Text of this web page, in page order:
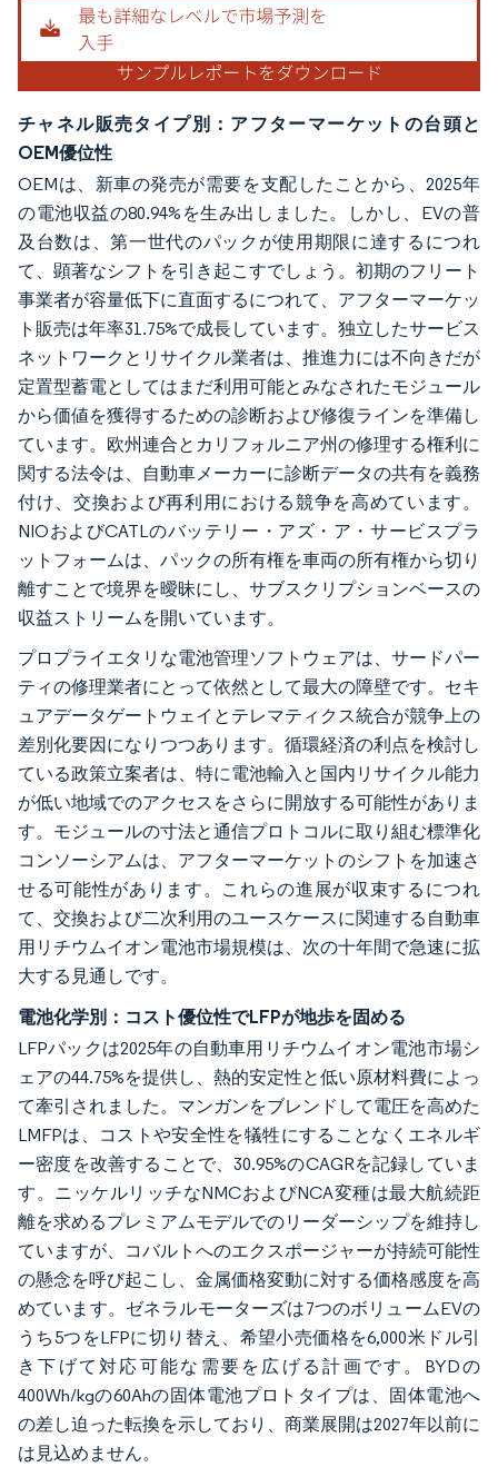
チャネル販売タイプ別：アフターマーケットの台頭と
OEM優位性
OEMは、新車の発売が需要を支配したことから、2025年
の電池収益の80.94%を生み出しました。しかし、EVの普
及台数は、第一世代のパックが使用期限に達するにつれ
て、顕著なシフトを引き起こすでしょう。初期のフリート
事業者が容量低下に直面するにつれて、アフターマーケッ
ト販売は年率31.75%で成長しています。独立したサービス
ネットワークとリサイクル業者は、推進力には不向きだが
定置型蓄電としてはまだ利用可能とみなされたモジュール
から価値を獲得するための診断および修復ラインを準備し
ています。欧州連合とカリフォルニア州の修理する権利に
関する法令は、自動車メーカーに診断データの共有を義務
付け、交換および再利用における競争を高めています。
NIOおよびCATLのバッテリー・アズ・ア・サービスプラ
ットフォームは、パックの所有権を車両の所有権から切り
離すことで境界を曖昧にし、サブスクリプションベースの
収益ストリームを開いています。
プロプライエタリな電池管理ソフトウェアは、サードパー
ティの修理業者にとって依然として最大の障壁です。セキ
ュアデータゲートウェイとテレマティクス統合が競争上の
差別化要因になりつつあります。循環経済の利点を検討し
ている政策立案者は、特に電池輸入と国内リサイクル能力
が低い地域でのアクセスをさらに開放する可能性がありま
す。モジュールの寸法と通信プロトコルに取り組む標準化
コンソーシアムは、アフターマーケットのシフトを加速さ
せる可能性があります。これらの進展が収束するにつれ
て、交換および二次利用のユースケースに関連する自動車
用リチウムイオン電池市場規模は、次の十年間で急速に拡
大する見通しです。
電池化学別：コスト優位性でLFPが地歩を固める
LFPパックは2025年の自動車用リチウムイオン電池市場シ
ェアの44.75%を提供し、熱的安定性と低い原材料費によっ
て牽引されました。マンガンをブレンドして電圧を高めた
LMFPは、コストや安全性を犠牲にすることなくエネルギ
ー密度を改善することで、30.95%のCAGRを記録していま
す。ニッケルリッチなNMCおよびNCA変種は最大航続距
離を求めるプレミアムモデルでのリーダーシップを維持し
ていますが、コバルトへのエクスポージャーが持続可能性
の懸念を呼び起こし、金属価格変動に対する価格感度を高
めています。ゼネラルモーターズは7つのボリュームEVの
うち5つをLFPに切り替え、希望小売価格を6,000米ドル引
き下げて対応可能な需要を広げる計画です。BYDの
400Wh/kgの60Ahの固体電池プロトタイプは、固体電池へ
の差し迫った転換を示しており、商業展開は2027年以前に
は見込めません。